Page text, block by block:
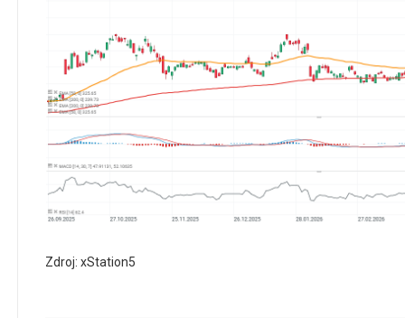
Zdroj: xStation5